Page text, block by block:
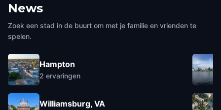
News
Zoek een stad in de buurt om met je familie en vrienden te
spelen.
Hampton
2 ervaringen
Williamsburg, VA